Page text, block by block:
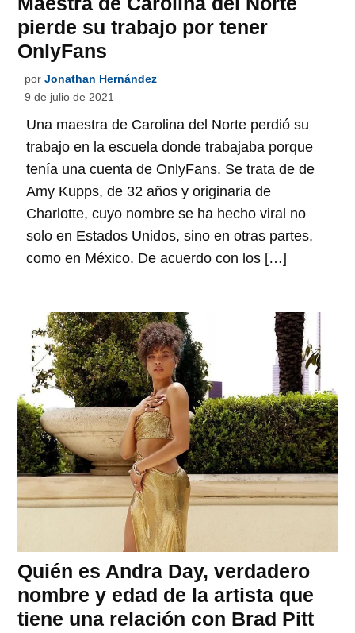
pierde su trabajo por tener
OnlyFans
por Jonathan Hernández
9 de julio de 2021
Una maestra de Carolina del Norte perdió su
trabajo en la escuela donde trabajaba porque
tenía una cuenta de OnlyFans. Se trata de de
Amy Kupps, de 32 años y originaria de
Charlotte, cuyo nombre se ha hecho viral no
solo en Estados Unidos, sino en otras partes,
como en México. De acuerdo con los […]
Quién es Andra Day, verdadero
nombre y edad de la artista que
tiene una relación con Brad Pitt